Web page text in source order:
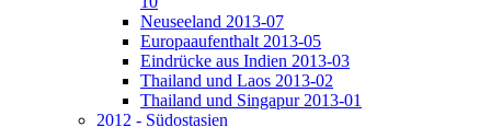
Neuseeland 2013-07
Europaaufenthalt 2013-05
Eindrücke aus Indien 2013-03
Thailand und Laos 2013-02
Thailand und Singapur 2013-01
2012 - Südostasien